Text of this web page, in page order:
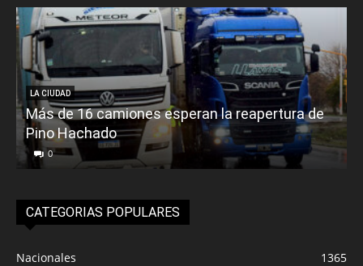
LA CIUDAD
Más de 16 camiones esperan la reapertura de
Pino Hachado
0
CATEGORIAS POPULARES
Nacionales
1365